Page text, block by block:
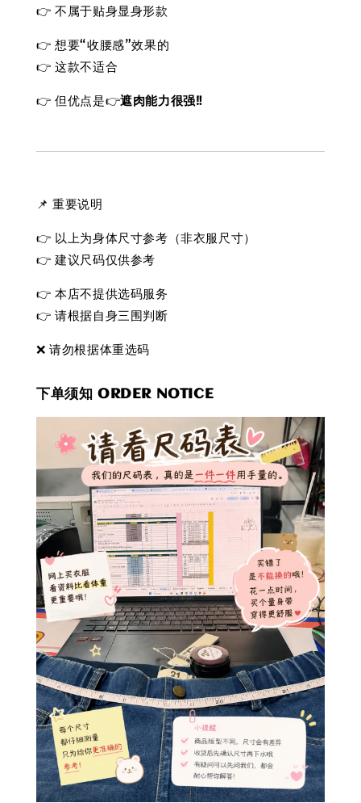
👉 不属于贴身显身形款
👉 想要“收腰感”效果的
👉 这款不适合
👉 但优点是👉遮肉能力很强‼️
📌 重要说明
👉 以上为身体尺寸参考（非衣服尺寸）
👉 建议尺码仅供参考
👉 本店不提供选码服务
👉 请根据自身三围判断
❌ 请勿根据体重选码
下单须知 ORDER NOTICE